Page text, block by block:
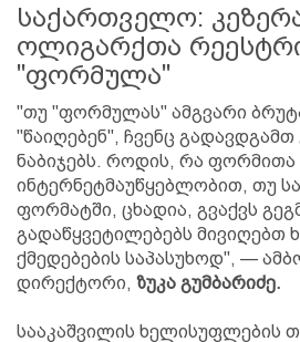
საქართველო:
ოლიგარქთა
"ფორმულა"
"თუ "ფორმულას" ამგვარი
"წაიღებენ", ჩვენც
ნაბიჯებს. როდის, რა
ინტერნეტმაუწყებლობით, თუ
ფორმატში, ცხადია, გვაქვს
გადაწყვეტილებებს მივიღებთ
ქმედებების საპასუხოდ", —
დირექტორი, ზუკა გუმბარიძე.
სააკაშვილის ხელისუფლების